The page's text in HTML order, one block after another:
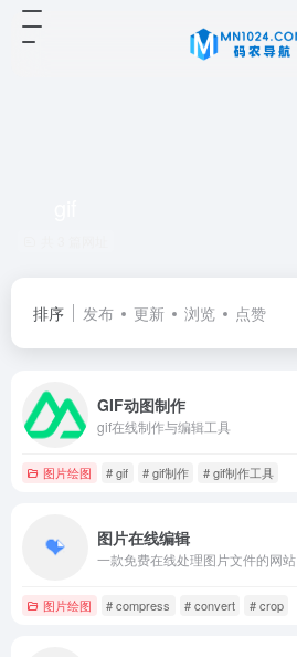
排序 发布 更新 浏览 点赞
GIF动图制作
gif在线制作与编辑工具
图片绘图 # gif # gif制作 # gif制作工具
图片在线编辑
一款免费在线处理图片文件的网站
图片绘图 # compress # convert # crop